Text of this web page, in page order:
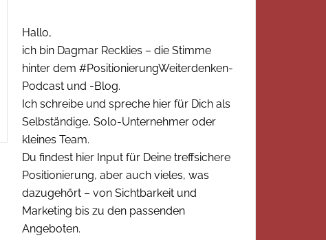
Hallo,
ich bin Dagmar Recklies – die Stimme
hinter dem #PositionierungWeiterdenken-
Podcast und -Blog.
Ich schreibe und spreche hier für Dich als
Selbständige, Solo-Unternehmer oder
kleines Team.
Du findest hier Input für Deine treffsichere
Positionierung, aber auch vieles, was
dazugehört – von Sichtbarkeit und
Marketing bis zu den passenden
Angeboten.